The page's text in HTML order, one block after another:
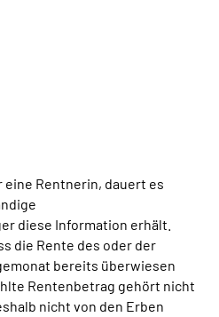
(DGS)
Rentnerin, dauert es
diese Information erhält.
die Rente des oder der
bereits überwiesen
Rentenbetrag gehört nicht
nicht von den Erben